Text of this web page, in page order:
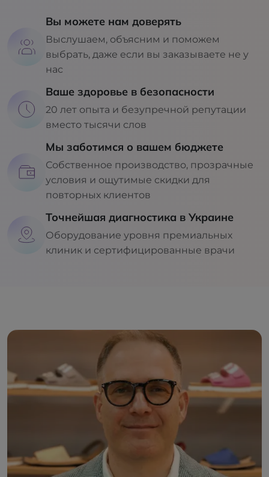
Вы можете нам доверять
Выслушаем, объясним и поможем
выбрать, даже если вы заказываете не у
нас
Ваше здоровье в безопасности
20 лет опыта и безупречной репутации
вместо тысячи слов
Мы заботимся о вашем бюджете
Собственное производство, прозрачные
условия и ощутимые скидки для
повторных клиентов
Точнейшая диагностика в Украине
Оборудование уровня премиальных
клиник и сертифицированные врачи